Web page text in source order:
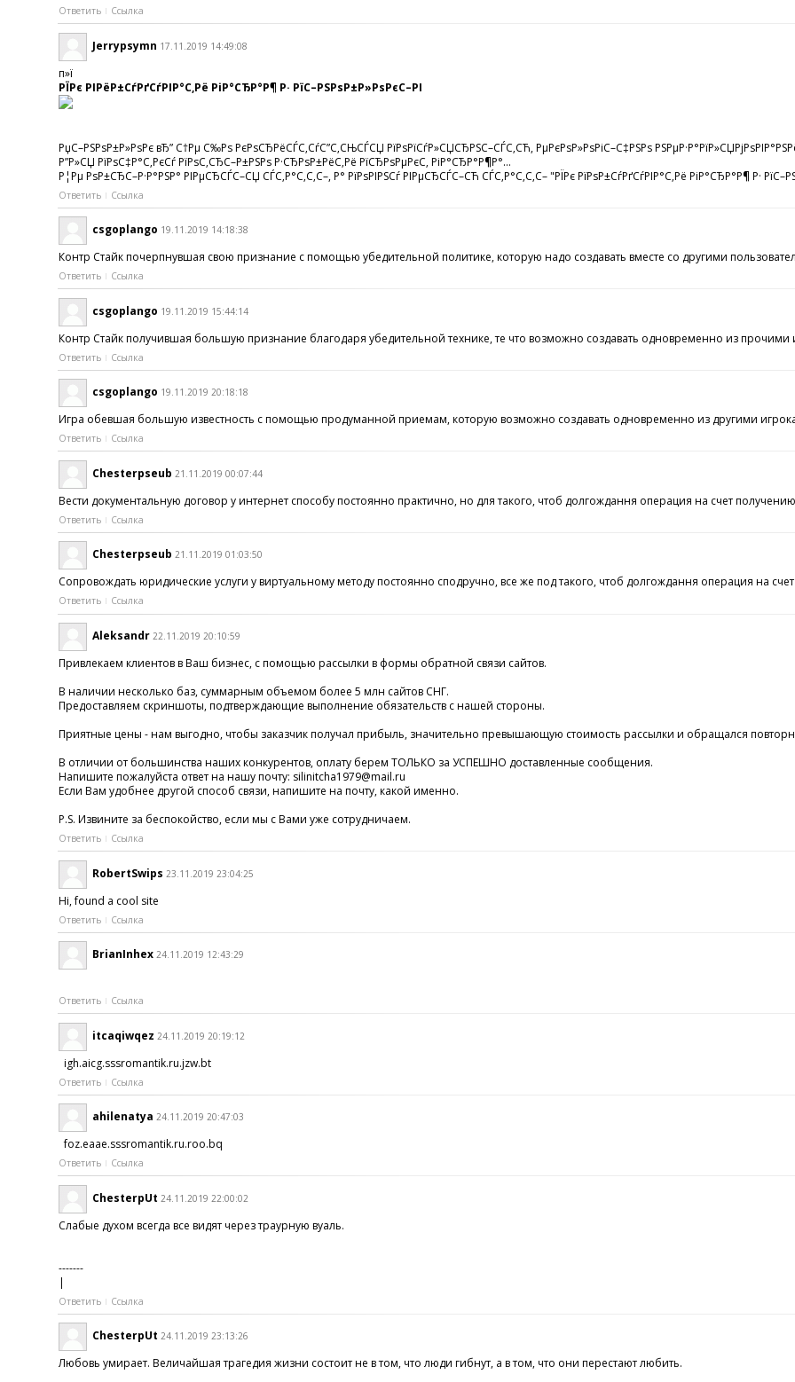
Ответить Ссылка
Jerrypsymn 17.11.2019 14:49:08
п»ї
РЇРє РІРёР±СѓРґСѓРІР°С‚Рё РіР°СЂР°Р¶ Р· РїС–РЅРѕР±Р»РѕРєС–РІ
РџС–РЅРѕР±Р»РѕРє вЂ” С†Рµ С‰Рѕ РєРѕСЂРёСЃС‚СѓС”С‚СЊСЃСЏ РїРѕРїСѓР»СЏСЂРЅС–СЃС‚СЋ, РµРєРѕР»РѕРіС–С‡РЅРѕ
Р”Р»СЏ РїРѕС‡Р°С‚РєСѓ РїРѕС‚СЂС–Р±РЅРѕ Р·СЂРѕР±РёС‚Рё РїСЂРѕРµРєС‚ РіР°СЂР°Р¶Р°...
Р¦Рµ РѕР±СЂС–Р·Р°РЅР° РІРµСЂСЃС–СЏ СЃС‚Р°С‚С‚С–, Р° РїРѕРІРЅСѓ РІРµСЂСЃС–СЋ СЃС‚Р°С‚С‚С– "РЇРє РїРѕР±СѓРґСѓРІР°С‚Рё РіР°СЂР°Р¶ Р·
Ответить Ссылка
csgoplango 19.11.2019 14:18:38
Контр Стайк почерпнувшая свою признание с помощью убедительной политике, которую надо создавать вместе со другими
Ответить Ссылка
csgoplango 19.11.2019 15:44:14
Контр Стайк получившая большую признание благодаря убедительной технике, те что возможно создавать одновременно из
Ответить Ссылка
csgoplango 19.11.2019 20:18:18
Игра обевшая большую известность с помощью продуманной приемам, которую возможно создавать одновременно из другими
Ответить Ссылка
Chesterpseub 21.11.2019 00:07:44
Вести документальную договор у интернет способу постоянно практично, но для такого, чтоб долгождання операция на счет
Ответить Ссылка
Chesterpseub 21.11.2019 01:03:50
Сопровождать юридические услуги у виртуальному методу постоянно сподручно, все же под такого, чтоб долгождання операция на
Ответить Ссылка
Aleksandr 22.11.2019 20:10:59
Привлекаем клиентов в Ваш бизнес, с помощью рассылки в формы обратной связи сайтов.
В наличии несколько баз, суммарным объемом более 5 млн сайтов СНГ.
Предоставляем скриншоты, подтверждающие выполнение обязательств с нашей стороны.
Приятные цены - нам выгодно, чтобы заказчик получал прибыль, значительно превышающую стоимость рассылки и обращался
В отличии от большинства наших конкурентов, оплату берем ТОЛЬКО за УСПЕШНО доставленные сообщения.
Напишите пожалуйста ответ на нашу почту: silinitcha1979@mail.ru
Если Вам удобнее другой способ связи, напишите на почту, какой именно.
P.S. Извините за беспокойство, если мы с Вами уже сотрудничаем.
Ответить Ссылка
RobertSwips 23.11.2019 23:04:25
Hi, found a cool site
Ответить Ссылка
BrianInhex 24.11.2019 12:43:29
Ответить Ссылка
itcaqiwqez 24.11.2019 20:19:12
igh.aicg.sssromantik.ru.jzw.bt
Ответить Ссылка
ahilenatya 24.11.2019 20:47:03
foz.eaae.sssromantik.ru.roo.bq
Ответить Ссылка
ChesterpUt 24.11.2019 22:00:02
Слабые духом всегда все видят через траурную вуаль.
-------
|
Ответить Ссылка
ChesterpUt 24.11.2019 23:13:26
Любовь умирает. Величайшая трагедия жизни состоит не в том, что люди гибнут, а в том, что они перестают любить.